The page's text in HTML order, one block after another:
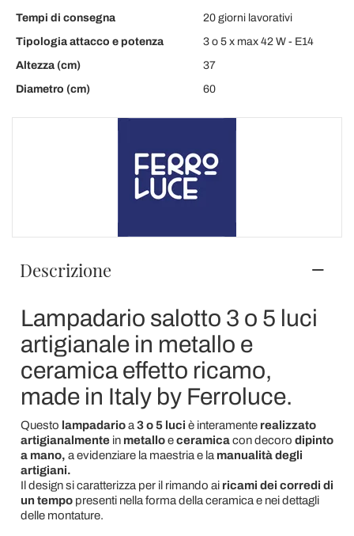
Tempi di consegna
20 giorni lavorativi
Tipologia attacco e potenza
3 o 5 x max 42 W - E14
Altezza (cm)
37
Diametro (cm)
60
Descrizione
Lampadario salotto 3 o 5 luci
artigianale in metallo e
ceramica effetto ricamo,
made in Italy by Ferroluce.
Questo lampadarioa 3 o 5 luci è interamente realizzato
artigianalmente in metalloeceramicacon decoro dipinto
a mano, a evidenziare la maestria e la manualità degli
artigiani.
Il design si caratterizza per il rimando ai ricami dei corredi di
un tempopresenti nella forma della ceramica e nei dettagli
delle montature.